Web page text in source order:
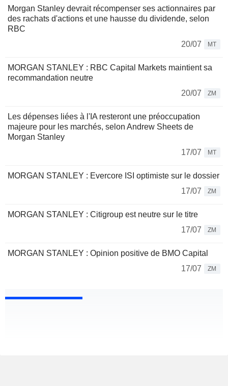
Morgan Stanley devrait récompenser ses actionnaires par
des rachats d'actions et une hausse du dividende, selon
RBC
20/07
MT
MORGAN STANLEY : RBC Capital Markets maintient sa
recommandation neutre
20/07
ZM
Les dépenses liées à l'IA resteront une préoccupation
majeure pour les marchés, selon Andrew Sheets de
Morgan Stanley
17/07
MT
MORGAN STANLEY : Evercore ISI optimiste sur le dossier
17/07
ZM
MORGAN STANLEY : Citigroup est neutre sur le titre
17/07
ZM
MORGAN STANLEY : Opinion positive de BMO Capital
17/07
ZM